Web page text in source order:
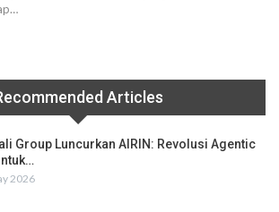
Articles
Group Luncurkan AIRIN: Revolusi Agentic
2026